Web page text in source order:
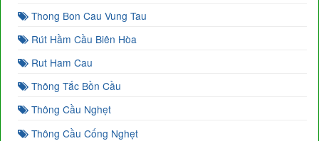
Thong Bon Cau Vung Tau
Rút Hầm Cầu Biên Hòa
Rut Ham Cau
Thông Tắc Bồn Cầu
Thông Cầu Nghẹt
Thông Cầu Cống Nghẹt